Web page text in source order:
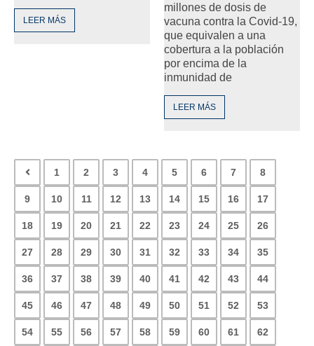
LEER MÁS
millones de dosis de
vacuna contra la Covid-19,
que equivalen a una
cobertura a la población
por encima de la
inmunidad de
LEER MÁS
1 2 3 4 5 6 7 8
9 10 11 12 13 14 15 16 17
18 19 20 21 22 23 24 25 26
27 28 29 30 31 32 33 34 35
36 37 38 39 40 41 42 43 44
45 46 47 48 49 50 51 52 53
54 55 56 57 58 59 60 61 62